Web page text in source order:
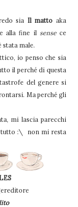
sia Il matto aka
alla fine il sensece
stata male.
io penso che sia
il perché di questa
del genere si
Ma perché gli
mi lascia parecchi
tutto :\ non mi resta